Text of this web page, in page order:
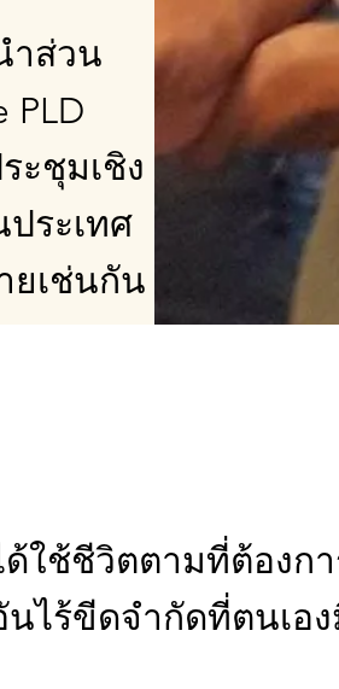
ำส่วน
PLD
ะชุมเชิง
ระเทศ
ยเช่นกัน
ใช้ชีวิตตามที่ต้องก
ไร้ขีดจำกัดที่ตนเอ